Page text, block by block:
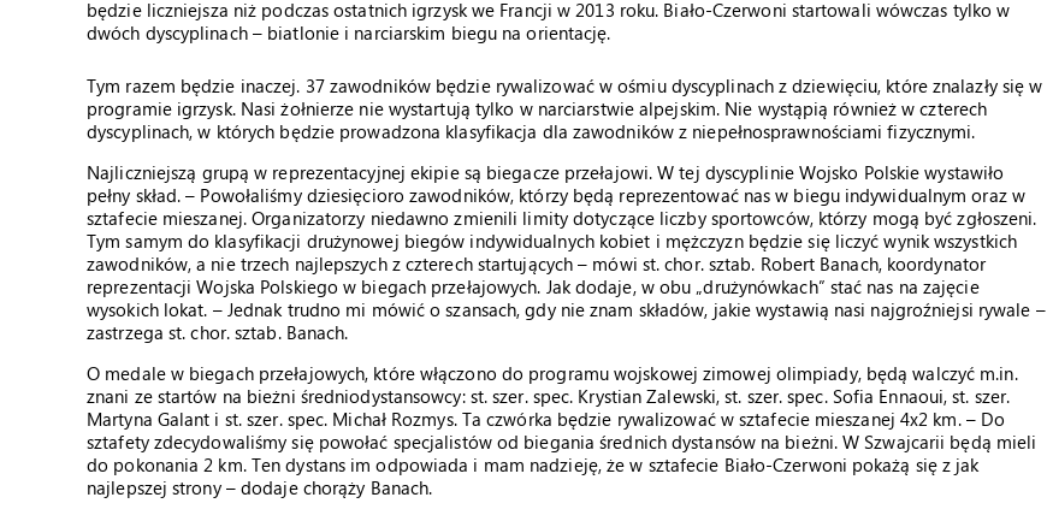
będzie liczniejsza niż podczas ostatnich igrzysk we Francji w 2013 roku. Biało-Czerwoni startowali wówczas tylko w
dwóch dyscyplinach – biatlonie i narciarskim biegu na orientację.
Tym razem będzie inaczej. 37 zawodników będzie rywalizować w ośmiu dyscyplinach z dziewięciu, które znalazły się w
programie igrzysk. Nasi żołnierze nie wystartują tylko w narciarstwie alpejskim. Nie wystąpią również w czterech
dyscyplinach, w których będzie prowadzona klasyfikacja dla zawodników z niepełnosprawnościami fizycznymi.
Najliczniejszą grupą w reprezentacyjnej ekipie są biegacze przełajowi. W tej dyscyplinie Wojsko Polskie wystawiło
pełny skład. – Powołaliśmy dziesięcioro zawodników, którzy będą reprezentować nas w biegu indywidualnym oraz w
sztafecie mieszanej. Organizatorzy niedawno zmienili limity dotyczące liczby sportowców, którzy mogą być zgłoszeni.
Tym samym do klasyfikacji drużynowej biegów indywidualnych kobiet i mężczyzn będzie się liczyć wynik wszystkich
zawodników, a nie trzech najlepszych z czterech startujących – mówi st. chor. sztab. Robert Banach, koordynator
reprezentacji Wojska Polskiego w biegach przełajowych. Jak dodaje, w obu „drużynówkach” stać nas na zajęcie
wysokich lokat. – Jednak trudno mi mówić o szansach, gdy nie znam składów, jakie wystawią nasi najgroźniejsi rywale –
zastrzega st. chor. sztab. Banach.
O medale w biegach przełajowych, które włączono do programu wojskowej zimowej olimpiady, będą walczyć m.in.
znani ze startów na bieżni średniodystansowcy: st. szer. spec. Krystian Zalewski, st. szer. spec. Sofia Ennaoui, st. szer.
Martyna Galant i st. szer. spec. Michał Rozmys. Ta czwórka będzie rywalizować w sztafecie mieszanej 4x2 km. – Do
sztafety zdecydowaliśmy się powołać specjalistów od biegania średnich dystansów na bieżni. W Szwajcarii będą mieli
do pokonania 2 km. Ten dystans im odpowiada i mam nadzieję, że w sztafecie Biało-Czerwoni pokażą się z jak
najlepszej strony – dodaje chorąży Banach.